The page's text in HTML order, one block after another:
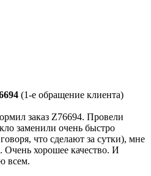
(1-е обращение клиента)
заказ Z76694. Провели
заменили очень быстро
что сделают за сутки), мне
Очень хорошее качество. И
всем.